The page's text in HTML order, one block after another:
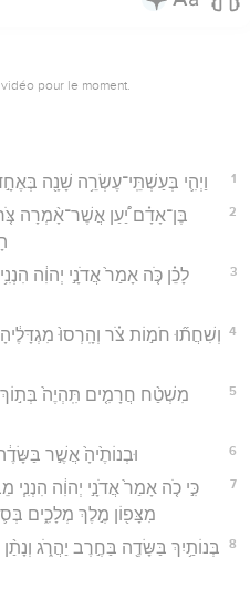
pour le moment.
1 וַיְהִ֛י בְּעַשְׁתֵּֽי־עֶשְׂרֵ֥ה שָׁנָ֖ה
2
בֶּן־אָדָ֗ם יַ֠עַן אֲשֶׁר־אָ֨מְרָה
3
לָכֵ֗ן כֹּ֤ה אָמַר֙ אֲדֹנָ֣י יְהוִ֔ה
4
וְשִׁחֲת֞וּ חֹמ֣וֹת צֹ֗ר וְהָֽרְסוּ֙
5
מִשְׁטַ֨ח חֲרָמִ֤ים תִּֽהְיֶה֙ בְּת֣וֹךְ
6 וּבְנוֹתֶ֙יהָ֙ אֲשֶׁ֣ר בַּשָּׂדֶ֔ה
7
כִּ֣י כֹ֤ה אָמַר֙ אֲדֹנָ֣י יְהוִ֔ה
מִצָּפ֖וֹן מֶ֣לֶךְ מְלָכִ֑ים
8
בְּנוֹתַ֥יִךְ בַּשָּׂדֶ֖ה בַּחֶ֣רֶב יַהֲרֹ֑ג